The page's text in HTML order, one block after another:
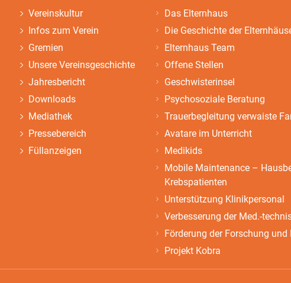
Vereinskultur
Infos zum Verein
Gremien
Unsere Vereinsgeschichte
Jahresbericht
Downloads
Mediathek
Pressebereich
Füllanzeigen
Das Elternhaus
Die Geschichte der
Elternhaus Team
Offene Stellen
Geschwisterinsel
Psychosoziale Beratung
Trauerbegleitung verwaiste
Avatare im Unterricht
Medikids
Mobile Maintenance –
Krebspatienten
Unterstützung Klinikpersonal
Verbesserung der Med.-
Förderung der Forschung
Projekt Kobra